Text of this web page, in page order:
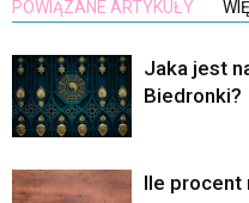
POWIĄZANE ARTYKUŁY
Jaka jest
Biedronki?
Ile procent